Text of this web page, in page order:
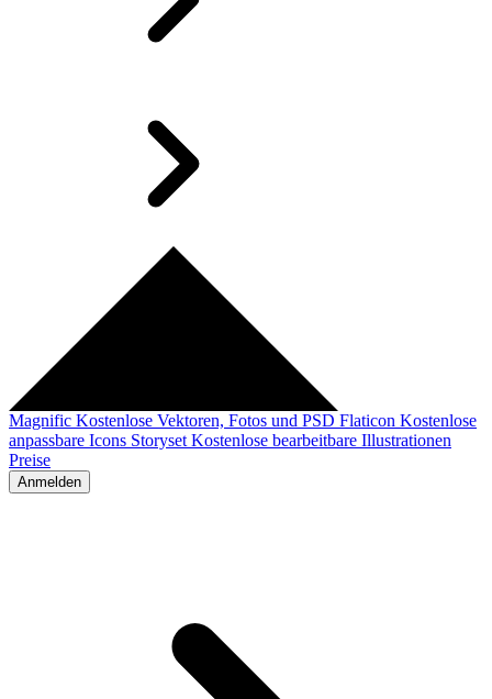
Magnific Kostenlose Vektoren, Fotos und PSD Flaticon Kostenlose
anpassbare Icons Storyset Kostenlose bearbeitbare Illustrationen
Preise
Anmelden